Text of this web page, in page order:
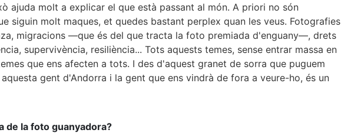
ajuda molt a explicar el que està passant al món. A priori no són
siguin molt maques, et quedes bastant perplex quan les veus. Fotografies
migracions —que és del que tracta la foto premiada d'enguany—, drets
supervivència, resiliència... Tots aquests temes, sense entrar massa en
que ens afecten a tots. I des d'aquest granet de sorra que puguem
gent d'Andorra i la gent que ens vindrà de fora a veure-ho, és un
de la foto guanyadora?